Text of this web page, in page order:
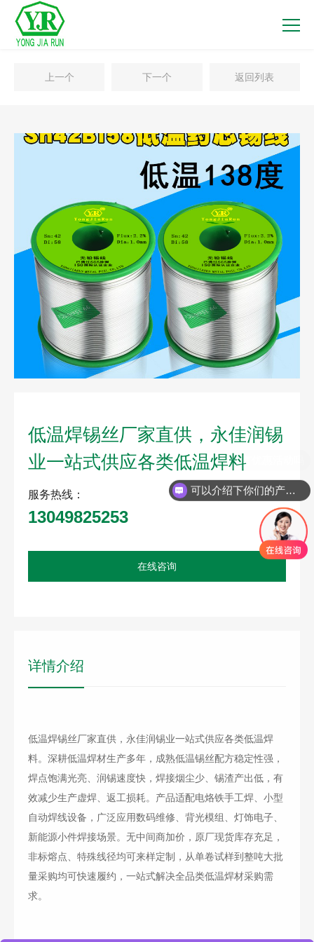
上一个 下一个 返回列表
低温焊锡丝厂家直供，永佳润锡
业一站式供应各类低温焊料
服务热线：
13049825253
在线咨询
详情介绍
低温焊锡丝厂家直供，永佳润锡业一站式供应各类低温焊
料。深耕低温焊材生产多年，成熟低温锡丝配方稳定性强，
焊点饱满光亮、润锡速度快，焊接烟尘少、锡渣产出低，有
效减少生产虚焊、返工损耗。产品适配电烙铁手工焊、小型
自动焊线设备，广泛应用数码维修、背光模组、灯饰电子、
新能源小件焊接场景。无中间商加价，原厂现货库存充足，
非标熔点、特殊线径均可来样定制，从单卷试样到整吨大批
量采购均可快速履约，一站式解决全品类低温焊材采购需
求。
可以介绍下你们的产品么